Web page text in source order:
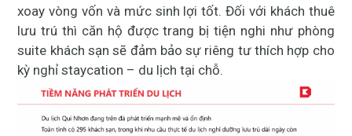
xoay vòng vốn và mức sinh lợi tốt. Đối với khách thuê
lưu trú thì căn hộ được trang bị tiện nghi như phòng
suite khách sạn sẽ đảm bảo sự riêng tư thích hợp cho
kỳ nghỉ staycation – du lịch tại chỗ.